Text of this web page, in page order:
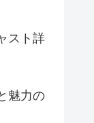
スト詳
魅力の